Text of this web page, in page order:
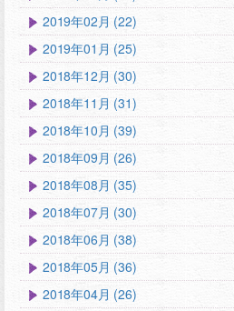
2019年02月 (22)
2019年01月 (25)
2018年12月 (30)
2018年11月 (31)
2018年10月 (39)
2018年09月 (26)
2018年08月 (35)
2018年07月 (30)
2018年06月 (38)
2018年05月 (36)
2018年04月 (26)